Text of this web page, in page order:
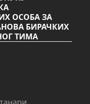
ОСОБА ЗА
БИРАЧКИХ
ТИМА